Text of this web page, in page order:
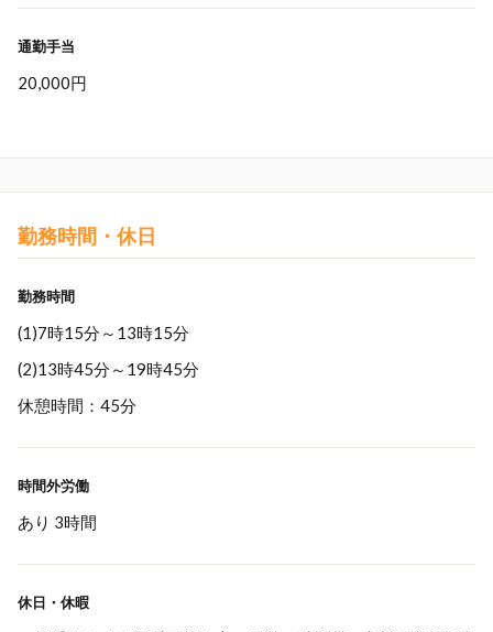
通勤手当
20,000円
勤務時間・休日
勤務時間
(1)7時15分～13時15分
(2)13時45分～19時45分
休憩時間：45分
時間外労働
あり 3時間
休日・休暇